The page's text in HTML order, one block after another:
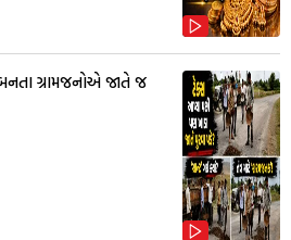
ગ્રામજનોએ જાતે જ